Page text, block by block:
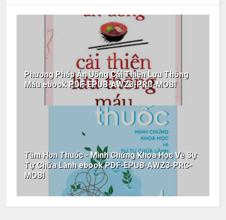
Phương Pháp Ăn Uống Cải Thiện Lưu Thông
Máu ebook PDF-EPUB-AWZ3-PRC-MOBI
Tâm Hơn Thuốc - Minh Chứng Khoa Học Về Sự
Tự Chữa Lành ebook PDF-EPUB-AWZ3-PRC-
MOBI